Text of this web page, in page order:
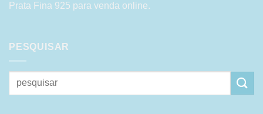
Prata Fina 925 para venda online.
PESQUISAR
Pesquisar
por: